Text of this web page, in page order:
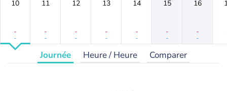
10
-
-
11
-
-
12
-
-
13
-
-
14
-
-
15
-
-
16
-
-
Journée Heure / Heure Comparer